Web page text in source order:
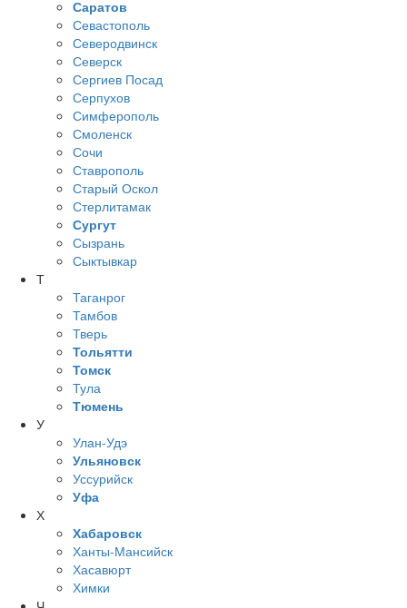
Саратов
Севастополь
Северодвинск
Северск
Сергиев Посад
Серпухов
Симферополь
Смоленск
Сочи
Ставрополь
Старый Оскол
Стерлитамак
Сургут
Сызрань
Сыктывкар
Т
Таганрог
Тамбов
Тверь
Тольятти
Томск
Тула
Тюмень
У
Улан-Удэ
Ульяновск
Уссурийск
Уфа
Х
Хабаровск
Ханты-Мансийск
Хасавюрт
Химки